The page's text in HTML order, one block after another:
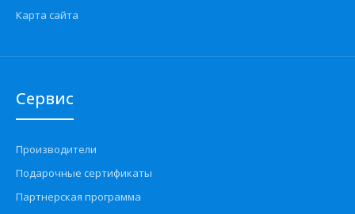
Карта сайта
Сервис
Производители
Подарочные сертификаты
Партнерская программа